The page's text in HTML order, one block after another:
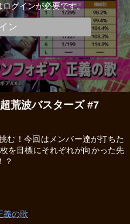
グインが必要です。
ン
荒波バスターズ #7
む！今回はメンバー達が打ちた
を目標にそれぞれが向かった先
？
義の歌